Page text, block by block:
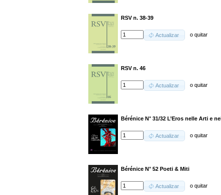
RSV n. 38-39
Actualizar oquitar
RSV n. 46
Actualizar oquitar
Bérénice N° 31/32 L’Eros nelle Arti e
Actualizar oquitar
Bérénice N° 52 Poeti & Miti
Actualizar oquitar